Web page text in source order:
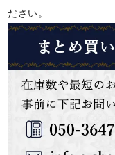
ださい。